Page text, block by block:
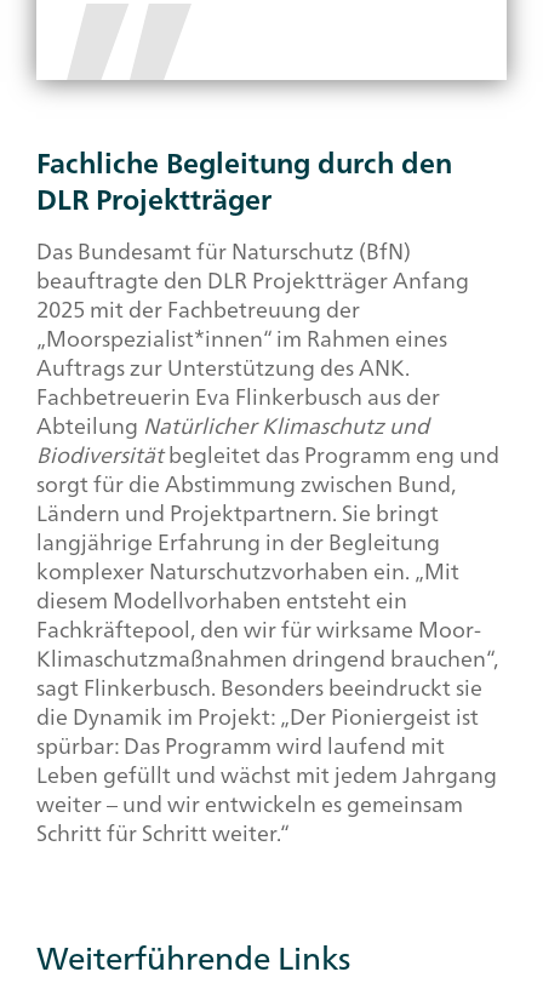
Fachliche Begleitung durch den
DLR Projektträger
Das Bundesamt für Naturschutz (BfN)
beauftragte den DLR Projektträger Anfang
2025 mit der Fachbetreuung der
„Moorspezialist*innen“ im Rahmen eines
Auftrags zur Unterstützung des ANK.
Fachbetreuerin Eva Flinkerbusch aus der
Abteilung Natürlicher Klimaschutz und
Biodiversitätbegleitet das Programm eng und
sorgt für die Abstimmung zwischen Bund,
Ländern und Projektpartnern. Sie bringt
langjährige Erfahrung in der Begleitung
komplexer Naturschutzvorhaben ein. „Mit
diesem Modellvorhaben entsteht ein
Fachkräftepool, den wir für wirksame Moor-
Klimaschutzmaßnahmen dringend brauchen“,
sagt Flinkerbusch. Besonders beeindruckt sie
die Dynamik im Projekt: „Der Pioniergeist ist
spürbar: Das Programm wird laufend mit
Leben gefüllt und wächst mit jedem Jahrgang
weiter – und wir entwickeln es gemeinsam
Schritt für Schritt weiter.“
Weiterführende Links